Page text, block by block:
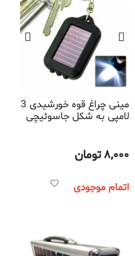
مینی چراغ قوه خورشیدی 3
لامپی به شکل جاسوئیچی
8,000تومان
اتمام موجودی